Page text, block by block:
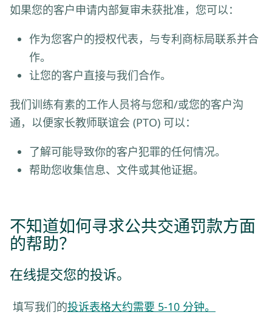
如果您的客户申请内部复审未获批准，您可以：
作为您客户的授权代表，与专利商标局联系并合
作。
让您的客户直接与我们合作。
我们训练有素的工作人员将与您和/或您的客户沟
通，以便家长教师联谊会 (PTO) 可以：
了解可能导致你的客户犯罪的任何情况。
帮助您收集信息、文件或其他证据。
不知道如何寻求公共交通罚款方面
的帮助？
在线提交您的投诉。
填写我们的投诉表格大约需要 5-10 分钟。